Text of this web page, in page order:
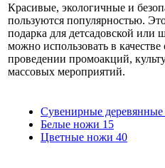
Красивые, экологичные и
пользуются популярностью.
подарка для детсадовской
можно использовать в
проведении промоакций,
массовых мероприятий.
Сувенирные
Белые ножи 15
Цветные ножи 40